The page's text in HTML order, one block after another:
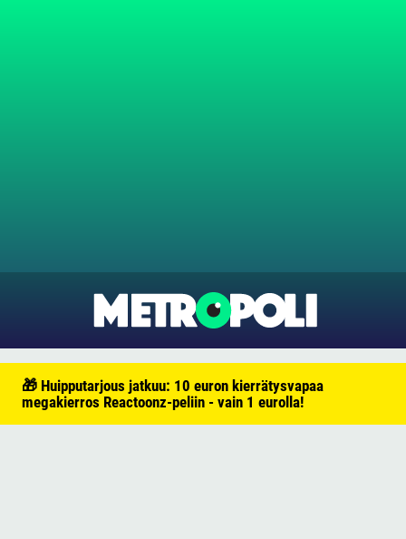
🎁 Huipputarjous jatkuu: 10 euron kierrätysvapaa
megakierros Reactoonz-peliin - vain 1 eurolla!